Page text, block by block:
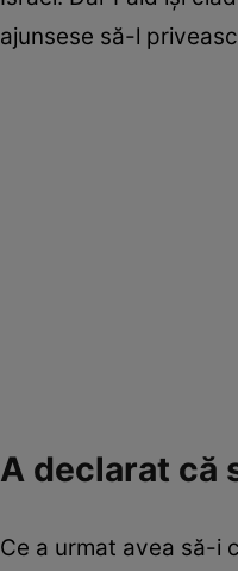
ajunsese să-l
A declarat că
Ce a urmat avea să-i